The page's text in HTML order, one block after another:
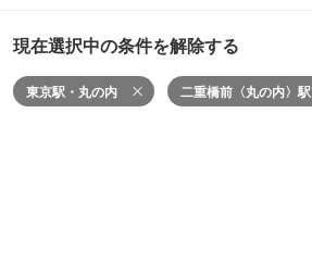
現在選択中の条件を解除する
東京駅・丸の内 二重橋前〈丸の内〉駅